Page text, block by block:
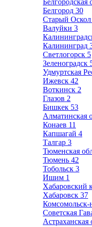
Белгородская
Белгород 30
Старый Оскол
Валуйки 3
Калининград
Светлогорск 5
Зеленоградск
Удмуртская
Ижевск 42
Воткинск 2
Глазов 2
Бишкек 53
Алматинская
Конаев 11
Капшагай 4
Талгар 3
Тюменская
Тюмень 42
Тобольск 3
Ишим 1
Хабаровский
Хабаровск 37
Советская
Астраханская